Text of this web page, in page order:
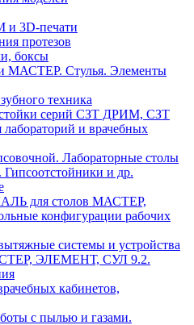
и 3D-печати
протезов
боксы
МАСТЕР. Стулья. Элементы
техника
серий СЗТ ДРИМ, СЗТ
и врачебных
Лабораторные столы
и др.
для столов МАСТЕР,
конфигурации рабочих
системы и устройства
ЭЛЕМЕНТ, СУЛ 9.2.
кабинетов,
с пылью и газами.